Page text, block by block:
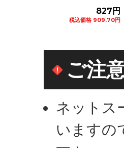
682円
税込価格 750.20円
ご注
ネットス
いますの